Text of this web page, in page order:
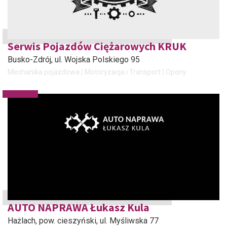
Serwis Pojazdów Ciężarowych KRUK
Busko-Zdrój, ul. Wojska Polskiego 95
Mechanika pojazdowa Motoryzacja i Transport Opony
AUTO NAPRAWA Łukasz Kula
Hażlach, pow. cieszyński, ul. Myśliwska 77